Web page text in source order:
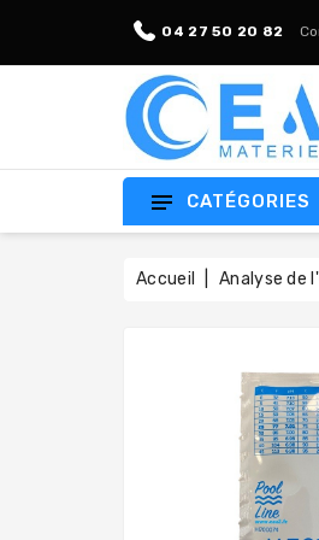
04 27 50 20 82
CATÉGORIES
Accueil Analyse de